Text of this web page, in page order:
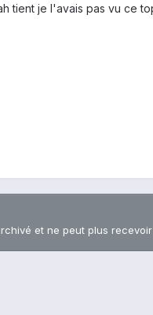
tient je l'avais pas vu ce
et ne peut plus